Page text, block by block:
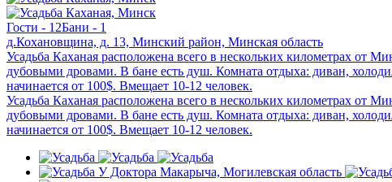
Гости - 12Бани - 1
д.Кохановщина, д. 13, Минский район, Минская область
Усадьба Каханая расположена всего в нескольких километрах от
дубовыми дровами. В бане есть душ. Комната отдыха: диван,
начинается от 100$. Вмещает 10-12 человек.
Усадьба Каханая расположена всего в нескольких километрах от
дубовыми дровами. В бане есть душ. Комната отдыха: диван,
начинается от 100$. Вмещает 10-12 человек.